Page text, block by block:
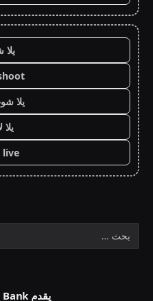
يلا
live